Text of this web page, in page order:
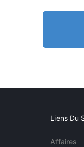
Liens Du
Affaires